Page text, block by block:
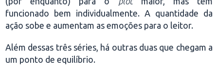
funcionado bem individualmente. A quantidade da
ação sobe e aumentam as emoções para o leitor.
Além dessas três séries, há outras duas que chegam a
um ponto de equilíbrio.